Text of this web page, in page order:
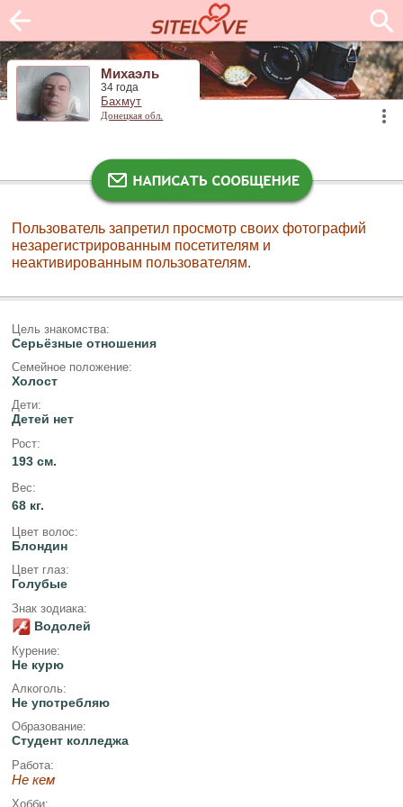
Михаэль
34 года
Бахмут
Донецкая обл.
Пользователь запретил просмотр своих фотографий
незарегистрированным посетителям и
неактивированным пользователям.
Цель знакомства:
Серьёзные отношения
Семейное положение:
Холост
Дети:
Детей нет
Рост:
193 см.
Вес:
68 кг.
Цвет волос:
Блондин
Цвет глаз:
Голубые
Знак зодиака:
Водолей
Курение:
Не курю
Алкоголь:
Не употребляю
Образование:
Студент колледжа
Работа:
Не кем
Хобби: